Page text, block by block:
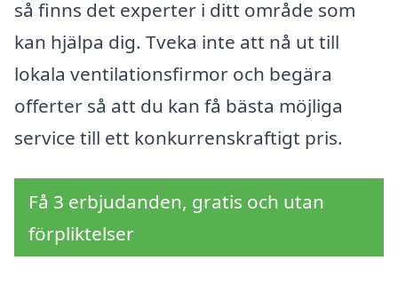
så finns det experter i ditt område som
kan hjälpa dig. Tveka inte att nå ut till
lokala ventilationsfirmor och begära
offerter så att du kan få bästa möjliga
service till ett konkurrenskraftigt pris.
Få 3 erbjudanden, gratis och utan
förpliktelser